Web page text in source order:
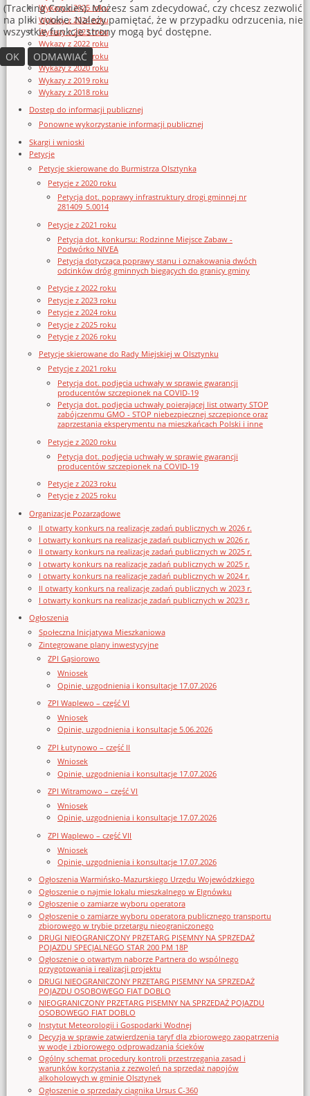
Wykazy z 2025 roku
Wykazy z 2024 roku
Wykazy z 2023 roku
Wykazy z 2022 roku
Wykazy z 2021 roku
Wykazy z 2020 roku
Wykazy z 2019 roku
Wykazy z 2018 roku
Dostęp do informacji publicznej
Ponowne wykorzystanie informacji publicznej
Skargi i wnioski
Petycje
Petycje skierowane do Burmistrza Olsztynka
Petycje z 2020 roku
Petycja dot. poprawy infrastruktury drogi gminnej nr
281409_5.0014
Petycje z 2021 roku
Petycja dot. konkursu: Rodzinne Miejsce Zabaw -
Podwórko NIVEA
Petycja dotycząca poprawy stanu i oznakowania dwóch
odcinków dróg gminnych biegących do granicy gminy
Petycje z 2022 roku
Petycje z 2023 roku
Petycje z 2024 roku
Petycje z 2025 roku
Petycje z 2026 roku
Petycje skierowane do Rady Miejskiej w Olsztynku
Petycje z 2021 roku
Petycja dot. podjęcia uchwały w sprawie gwarancji
producentów szczepionek na COVID-19
Petycja dot. podjęcia uchwały poierającej list otwarty STOP
zabójczenmu GMO - STOP niebezpiecznej szczepionce oraz
zaprzestania eksperymentu na mieszkańcach Polski i inne
Petycje z 2020 roku
Petycja dot. podjęcia uchwały w sprawie gwarancji
producentów szczepionek na COVID-19
Petycje z 2023 roku
Petycje z 2025 roku
Organizacje Pozarządowe
II otwarty konkurs na realizację zadań publicznych w 2026 r.
I otwarty konkurs na realizację zadań publicznych w 2026 r.
II otwarty konkurs na realizację zadań publicznych w 2025 r.
I otwarty konkurs na realizację zadań publicznych w 2025 r.
I otwarty konkurs na realizację zadań publicznych w 2024 r.
II otwarty konkurs na realizację zadań publicznych w 2023 r.
I otwarty konkurs na realizację zadań publicznych w 2023 r.
Ogłoszenia
Społeczna Inicjatywa Mieszkaniowa
Zintegrowane plany inwestycyjne
ZPI Gąsiorowo
Wniosek
Opinie, uzgodnienia i konsultacje 17.07.2026
ZPI Waplewo – część VI
Wniosek
Opinie, uzgodnienia i konsultacje 5.06.2026
ZPI Łutynowo – część II
Wniosek
Opinie, uzgodnienia i konsultacje 17.07.2026
ZPI Witramowo – część VI
Wniosek
Opinie, uzgodnienia i konsultacje 17.07.2026
ZPI Waplewo – część VII
Wniosek
Opinie, uzgodnienia i konsultacje 17.07.2026
Ogłoszenia Warmińsko-Mazurskiego Urzędu Wojewódzkiego
Ogłoszenie o najmie lokalu mieszkalnego w Elgnówku
Ogłoszenie o zamiarze wyboru operatora
Ogłoszenie o zamiarze wyboru operatora publicznego transportu
zbiorowego w trybie przetargu nieograniczonego
DRUGI NIEOGRANICZONY PRZETARG PISEMNY NA SPRZEDAŻ
POJAZDU SPECJALNEGO STAR 200 PM 18P
Ogłoszenie o otwartym naborze Partnera do wspólnego
przygotowania i realizacji projektu
DRUGI NIEOGRANICZONY PRZETARG PISEMNY NA SPRZEDAŻ
POJAZDU OSOBOWEGO FIAT DOBLO
NIEOGRANICZONY PRZETARG PISEMNY NA SPRZEDAŻ POJAZDU
OSOBOWEGO FIAT DOBLO
Instytut Meteorologii i Gospodarki Wodnej
Decyzja w sprawie zatwierdzenia taryf dla zbiorowego zaopatrzenia
w wodę i zbiorowego odprowadzania ścieków
Ogólny schemat procedury kontroli przestrzegania zasad i
warunków korzystania z zezwoleń na sprzedaż napojów
alkoholowych w gminie Olsztynek
Ogłoszenie o sprzedaży ciągnika Ursus C-360
(Tracking Cookies). Możesz sam zdecydować, czy chcesz zezwolić
na pliki cookie. Należy pamiętać, że w przypadku odrzucenia, nie
wszystkie funkcje strony mogą być dostępne.
OK
ODMAWIAĆ